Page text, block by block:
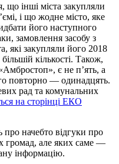
інші міста закупляли
і що жодне місто, яке
його наступного
замовлення засобу з
які закупляли його 2018
кількості. Також,
є не п’ять, а
повторно — одинадцять.
рад та комунальних
на сторінці ЕКО
про начебто відгуки про
громад, але яких саме —
інформацію.